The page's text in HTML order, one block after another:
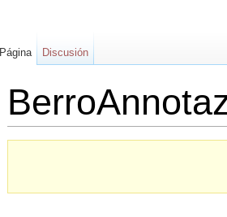
Página Discusión